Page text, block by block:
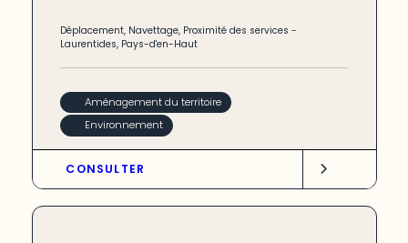
Déplacement, Navettage, Proximité des services -
Laurentides, Pays-d'en-Haut
Aménagement du territoire
Environnement
CONSULTER